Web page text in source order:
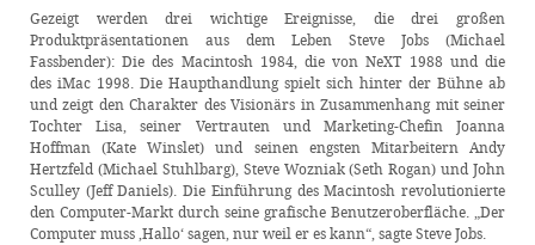
Gezeigt werden drei wichtige Ereignisse, die drei großen
Produktpräsentationen aus dem Leben Steve Jobs (Michael
Fassbender): Die des Macintosh 1984, die von NeXT 1988 und die
des iMac 1998. Die Haupthandlung spielt sich hinter der Bühne ab
und zeigt den Charakter des Visionärs in Zusammenhang mit seiner
Tochter Lisa, seiner Vertrauten und Marketing-Chefin Joanna
Hoffman (Kate Winslet) und seinen engsten Mitarbeitern Andy
Hertzfeld (Michael Stuhlbarg), Steve Wozniak (Seth Rogan) und John
Sculley (Jeff Daniels). Die Einführung des Macintosh revolutionierte
den Computer-Markt durch seine grafische Benutzeroberfläche. „Der
Computer muss ‚Hallo‘ sagen, nur weil er es kann“, sagte Steve Jobs.